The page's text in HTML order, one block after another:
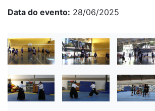
Data do evento 28/06/2025